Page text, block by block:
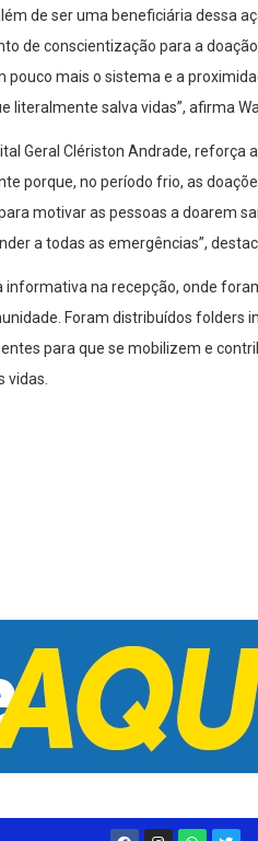
de ser uma beneficiária dessa
de conscientização para a
pouco mais o sistema e a
literalmente salva vidas”, afirma
Geral Clériston Andrade, reforça
porque, no período frio, as
motivar as pessoas a doarem
a todas as emergências”,
informativa na recepção, onde
Foram distribuídos folders
para que se mobilizem e
vidas.